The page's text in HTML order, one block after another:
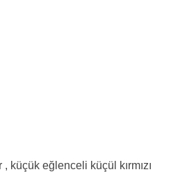
küçük eğlenceli küçül kırmızı